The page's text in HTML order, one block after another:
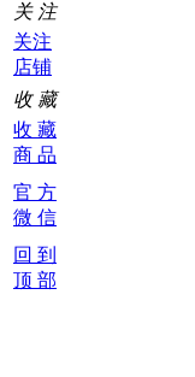
关 注
关注
店铺
收 藏
收 藏
商 品
官 方
微 信
回 到
顶 部